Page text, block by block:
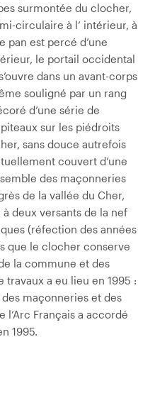
surmontée du clocher,
circulaire à l’ intérieur, à
pan est percé d’une
le portail occidental
dans un avant-corps
souligné par un rang
d’une série de
sur les piédroits
sans douce autrefois
couvert d’une
des maçonneries
de la vallée du Cher,
à deux versants de la nef
(réfection des années
que le clocher conserve
la commune et des
travaux a eu lieu en 1995 :
maçonneries et des
l’Arc Français a accordé
1995.